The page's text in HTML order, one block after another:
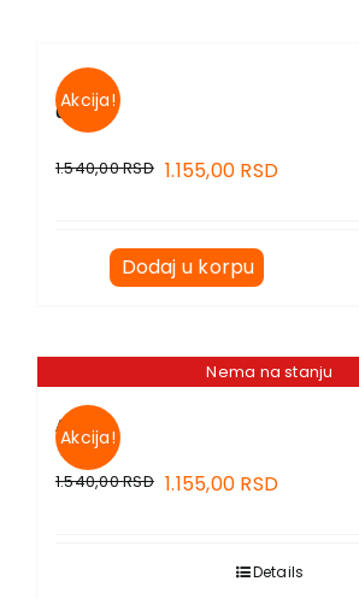
Akcija!
OLUJA
1.540,00RSD 1.155,00 RSD
Dodaj u korpu
Nema na stanju
Akcija!
ALMA
1.540,00RSD 1.155,00 RSD
Details